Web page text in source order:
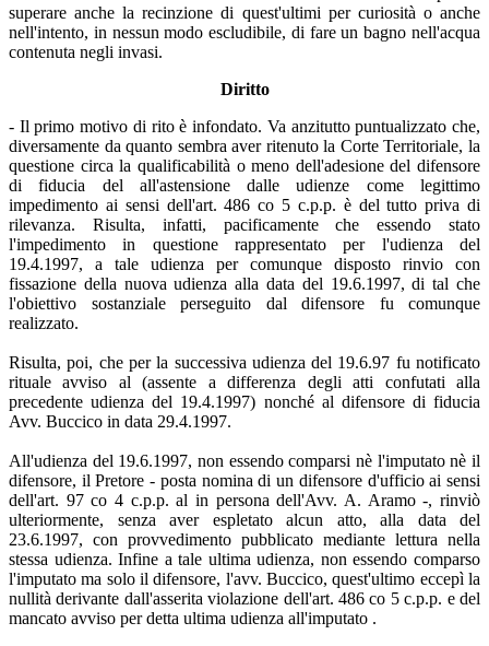
superare anche la recinzione di quest'ultimi per curiosità o anche
nell'intento, in nessun modo escludibile, di fare un bagno nell'acqua
contenuta negli invasi.
Diritto
- Il primo motivo di rito è infondato. Va anzitutto puntualizzato che,
diversamente da quanto sembra aver ritenuto la Corte Territoriale, la
questione circa la qualificabilità o meno dell'adesione del difensore
di fiducia del all'astensione dalle udienze come legittimo
impedimento ai sensi dell'art. 486 co 5 c.p.p. è del tutto priva di
rilevanza. Risulta, infatti, pacificamente che essendo stato
l'impedimento in questione rappresentato per l'udienza del
19.4.1997, a tale udienza per comunque disposto rinvio con
fissazione della nuova udienza alla data del 19.6.1997, di tal che
l'obiettivo sostanziale perseguito dal difensore fu comunque
realizzato.
Risulta, poi, che per la successiva udienza del 19.6.97 fu notificato
rituale avviso al (assente a differenza degli atti confutati alla
precedente udienza del 19.4.1997) nonché al difensore di fiducia
Avv. Buccico in data 29.4.1997.
All'udienza del 19.6.1997, non essendo comparsi nè l'imputato nè il
difensore, il Pretore - posta nomina di un difensore d'ufficio ai sensi
dell'art. 97 co 4 c.p.p. al in persona dell'Avv. A. Aramo -, rinviò
ulteriormente, senza aver espletato alcun atto, alla data del
23.6.1997, con provvedimento pubblicato mediante lettura nella
stessa udienza. Infine a tale ultima udienza, non essendo comparso
l'imputato ma solo il difensore, l'avv. Buccico, quest'ultimo eccepì la
nullità derivante dall'asserita violazione dell'art. 486 co 5 c.p.p. e del
mancato avviso per detta ultima udienza all'imputato .